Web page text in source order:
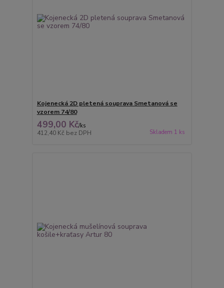
Kojenecká 2D pletená souprava Smetanová se
vzorem 74/80
499,00 Kč/ks
412,40 Kč bez DPH Skladem 1 ks